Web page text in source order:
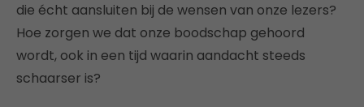
die écht aansluiten bij de wensen van onze lezers?
Hoe zorgen we dat onze boodschap gehoord
wordt, ook in een tijd waarin aandacht steeds
schaarser is?